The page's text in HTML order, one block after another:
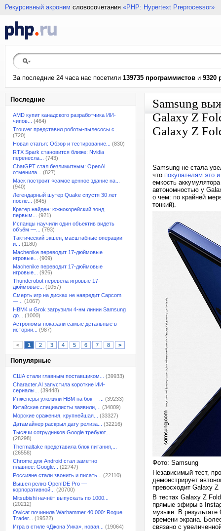
Рекурсивный акроним словосочетания «PHP: Hypertext Preprocessor»
За последние 24 часа нас посетили 139735 программистов и 9320
Последние
AMD купит канадского разработчика ИИ-
чипов...
(464)
Trouver представил роботы-пылесосы с...
(720)
Новая статья: Обзор и тестирование...
(830)
RTX Spark становится ближе: Nvidia
перенесла...
(743)
ChatGPT стал безлимитным: OpenAI
отменила...
(827)
Маск построит «самое ценное здание на...
(940)
Легендарный шутер Quake спустя 30 лет
после...
(845)
Кратер найден: южнокорейский зонд
первым...
(921)
Испанцы научили один объектив видеть
объём —...
(793)
Тактический экшен, масштабные операции
и...
(1180)
Machenike переводит 17-дюймовые
игровые...
(909)
Machenike переводит 17-дюймовые
игровые...
(926)
Thunderobot перевела игровые 17-
дюймовые...
(1057)
Смерть игр на дисках не навредит Capcom
—...
(1067)
HBM4 и Grok загрузили 4-нм линии Samsung
до...
(1000)
Астрономы показали самые детальные в
истории...
(987)
< 1 2 3 4 5 6 7 8 >
Популярные
США стали главным поставщиком...
(39933)
Character.AI запустила короткие ИИ-
сериалы...
(39448)
Инженеры уложили HBM на бок —...
(39233)
Китайские специалисты заявили,...
(34009)
Морские сражения, крупнейшая...
(33327)
Датамайнер раскрыл дату релиза...
(32216)
Тысячи сотрудников Google требуют...
(28298)
Thermaltake представила блок питания,...
(26558)
Chrome для Android стал заметно
плавнее: Google...
(22747)
Россияне стали звонить и писать...
(22110)
Вышел релиз OpenIDE Pro —
корпоративной...
(20700)
Mitsubishi начнёт выпускать по 1000...
(20212)
Owlcat починила Warhammer 40,000: Rogue
Trader...
(19522)
Игра в стиле «Джона Уика», новая...
(19064)
Samsung
Galaxy Z
Galaxy Z
Samsung не стала
что покупателям это
емкость
автономностью у
о чем: по крайней
тонкий).
Фото: Samsung
Независимый тест,
демонстрирует
превосходит Galaxy Z
В тестах Galaxy Z
прямые эфиры в
музыки. В результате
времени экрана.
связано с